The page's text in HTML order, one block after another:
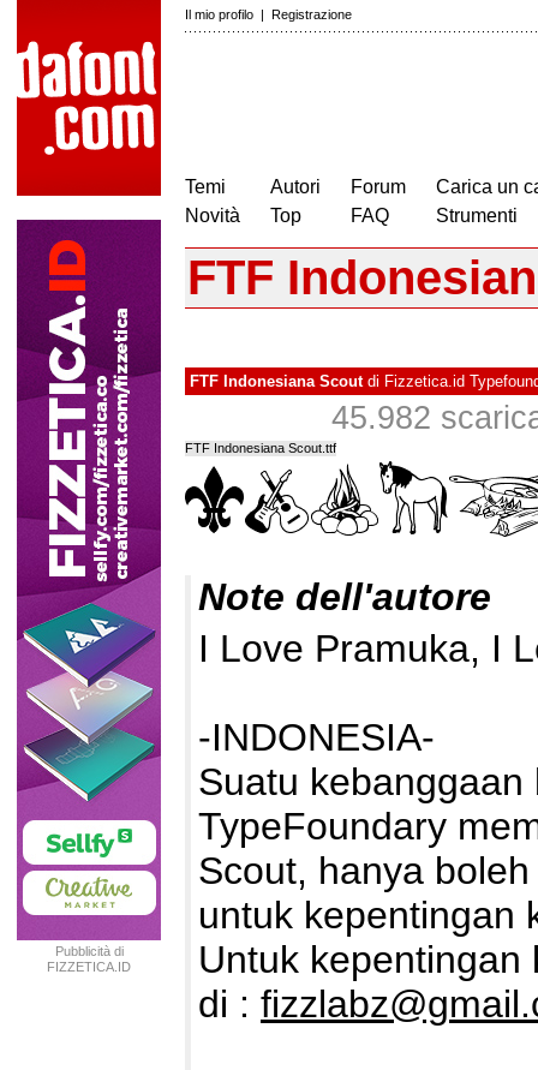
Il mio profilo | Registrazione
Temi
Novità
Autori
Top
Forum
FAQ
Carica un
Strumenti
Pubblicità di
FIZZETICA.ID
FTF
FTF Indonesiana Scoutdi Fizzetica.id
45.982
FTF Indonesiana Scout.ttf
Note dell'autore
I Love Pramuka, I
-INDONESIA-
Suatu
TypeFoundary
Scout, hanya
untuk kepentingan
Untuk
di :